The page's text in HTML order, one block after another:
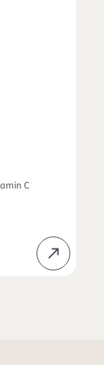
Sternen
C